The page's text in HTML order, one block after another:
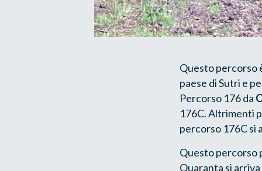
Questo percorso
paese di Sutri e
Percorso 176 da
176C. Altrimenti
percorso 176C si
Questo percorso
Quaranta si